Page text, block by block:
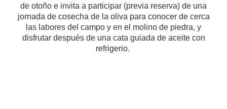
de otoño e invita a participar (previa reserva) de una
jornada de cosecha de la oliva para conocer de cerca
las labores del campo y en el molino de piedra, y
disfrutar después de una cata guiada de aceite con
refrigerio.